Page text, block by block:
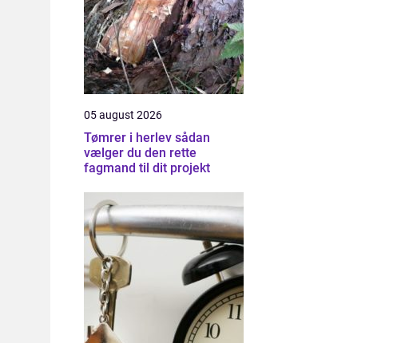
05 august 2026
Tømrer i herlev sådan
vælger du den rette
fagmand til dit projekt